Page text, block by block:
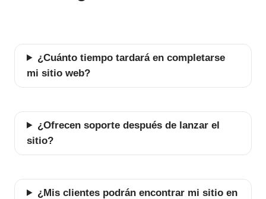
¿Cuánto tiempo tardará en completarse
mi sitio web?
¿Ofrecen soporte después de lanzar el
sitio?
¿Mis clientes podrán encontrar mi sitio en